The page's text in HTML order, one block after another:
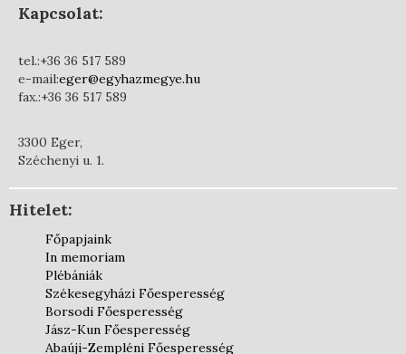
Kapcsolat:
tel.:+36 36 517 589
e-mail:eger@egyhazmegye.hu
fax.:+36 36 517 589
3300 Eger,
Széchenyi u. 1.
Hitelet:
Főpapjaink
In memoriam
Plébániák
Székesegyházi Főesperesség
Borsodi Főesperesség
Jász-Kun Főesperesség
Abaúji-Zempléni Főesperesség